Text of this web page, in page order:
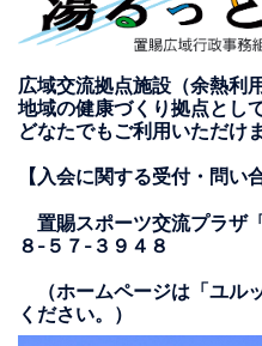
広域交流拠点施設（余熱利
地域の健康づくり拠点とし
どなたでもご利用いただけま
【入会に関する受付・問い
置賜スポーツ交流プラザ
８-５７-３９４８
（ホームページは「ユル
ください。）